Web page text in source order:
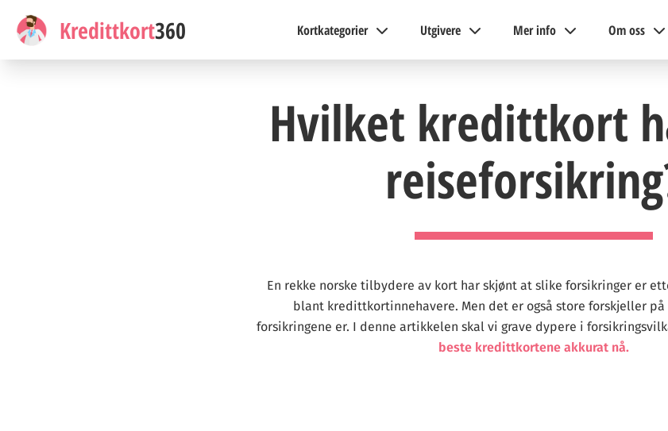
Kredittkort360 Kortkategorier Utgivere Mer info Om oss
Hvilket kredittkort
En rekke norske tilbydere av kort har skjønt at slike forsikringer er
blant kredittkortinnehavere. Men det er også store forskjeller på
forsikringene er. I denne artikkelen skal vi grave dypere i
beste kredittkortene akkurat nå.